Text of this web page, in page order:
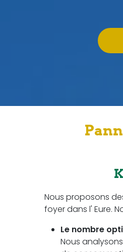
Nous proposons
foyer dans l' Eure.
Le nombre
Nous